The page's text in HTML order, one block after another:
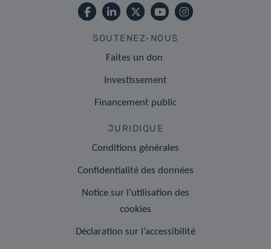
SOUTENEZ-NOUS
Faites un don
Investissement
Financement public
JURIDIQUE
Conditions générales
Confidentialité des données
Notice sur l’utilisation des
cookies
Déclaration sur l’accessibilité